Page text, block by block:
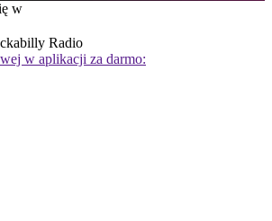
w
Radio
w aplikacji za darmo: